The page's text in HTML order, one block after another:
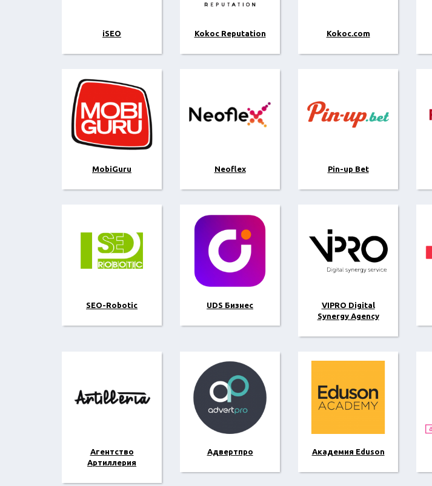
iSEO Kokoc Reputation Kokoc.com
MobiGuru Neoflex Pin-up Bet
SEO-Robotic UDS Бизнес
VIPRO Digital
Synergy Agency
Агентство
Артиллерия
Адвертпро Академия Eduson